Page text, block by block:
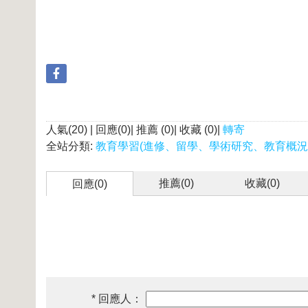
人氣(20) | 回應(0)| 推薦 (0)| 收藏 (0)| 轉寄
全站分類: 教育學習(進修、留學、學術研究、教育概
回應(0) 推薦(0) 收藏(0)
* 回應人：